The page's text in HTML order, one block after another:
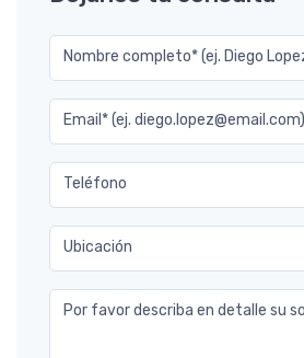
Nombre completo* (ej. Diego
Email* (ej. diego.lopez@email.com)
Teléfono
Ubicación
Por favor describa en detalle su